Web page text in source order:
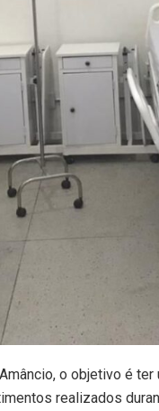
o objetivo é
realizados